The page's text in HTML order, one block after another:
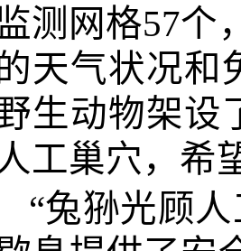
监测网格57个
天气状况和
生动物架设
人工巢穴，希
“兔狲光顾